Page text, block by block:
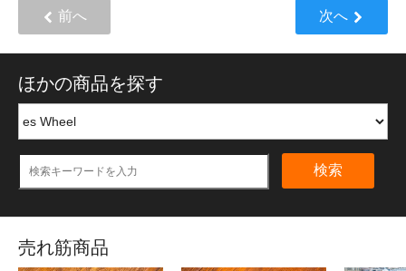
前へ 次へ
ほかの商品を探す
検索
売れ筋商品